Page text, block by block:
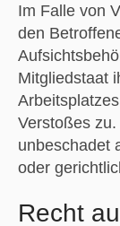
Im Falle von
den
Mitgliedstaat
Verstoßes
unbeschadet
oder
Recht